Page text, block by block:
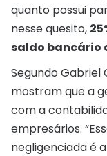
quanto possui
nesse quesito,
saldo bancário
Segundo Gabriel
mostram que a
com a
empresários.
negligenciada é